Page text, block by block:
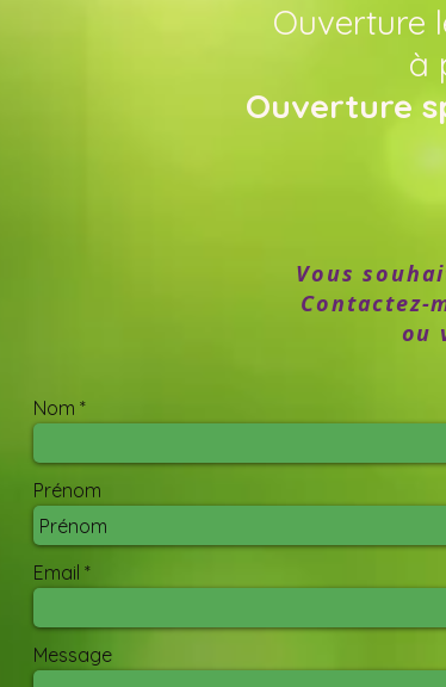
Ouverture
à
Ouverture
Vous
Contactez-
ou
Nom
Prénom
Email
Message